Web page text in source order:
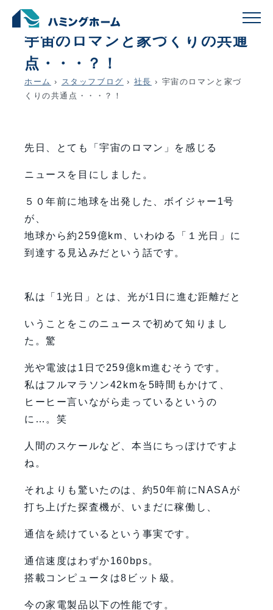
schedule
宇宙のロマンと家づくりの共通
点・・・？！
ホーム › スタッフブログ › 社長 › 宇宙のロマンと家づ
くりの共通点・・・？！
先日、とても「宇宙のロマン」を感じる
ニュースを目にしました。
５０年前に地球を出発した、ボイジャー1号
が、
地球から約259億km、いわゆる「１光日」に
到達する見込みだという話です。
私は「1光日」とは、光が1日に進む距離だと
いうことをこのニュースで初めて知りまし
た。驚
光や電波は1日で259億km進むそうです。
私はフルマラソン42kmを5時間もかけて、
ヒーヒー言いながら走っているというの
に…。笑
人間のスケールなど、本当にちっぽけですよ
ね。
それよりも驚いたのは、約50年前にNASAが
打ち上げた探査機が、いまだに稼働し、
通信を続けているという事実です。
通信速度はわずか160bps。
搭載コンピュータは8ビット級。
今の家電製品以下の性能です。